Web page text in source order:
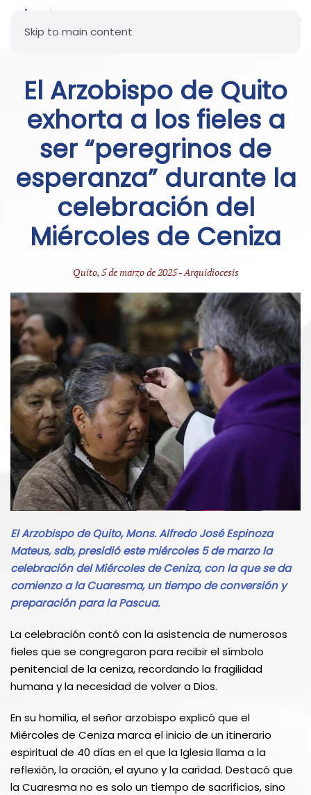
Skip to main content
El Arzobispo de Quito
exhorta a los fieles a
ser “peregrinos de
esperanza” durante la
celebración del
Miércoles de Ceniza
Quito, 5 de marzo de 2025 - Arquidiocesis
El Arzobispo de Quito, Mons. Alfredo José Espinoza
Mateus, sdb, presidió este miércoles 5 de marzo la
celebración del Miércoles de Ceniza, con la que se da
comienzo a la Cuaresma, un tiempo de conversión y
preparación para la Pascua.
La celebración contó con la asistencia de numerosos
fieles que se congregaron para recibir el símbolo
penitencial de la ceniza, recordando la fragilidad
humana y la necesidad de volver a Dios.
En su homilía, el señor arzobispo explicó que el
Miércoles de Ceniza marca el inicio de un itinerario
espiritual de 40 días en el que la Iglesia llama a la
reflexión, la oración, el ayuno y la caridad. Destacó que
la Cuaresma no es solo un tiempo de sacrificios, sino